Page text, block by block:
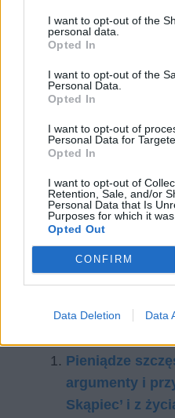
I want to opt-out of the
personal data.
Opted In
I want to opt-out of the
Personal Data.
Opted In
I want to opt-out of
Personal Data for
Opted In
I want to opt-out of
Retention, Sale, and/or
Personal Data that Is
Purposes for which it was
Opted Out
CONFIRM
Data Deletion Data
na tyle dużo siły i
ojcowskiemu
Relacje rodzinne są
bardzo często trudno
uwierzyć, że dzieje się
otwarte i brać pod
się ostrzegać nas
ułomny, członkowie
uniknąć błędów i
próbować naprawić je
Pieniądze
argumenty i
Skąpiec’ i z